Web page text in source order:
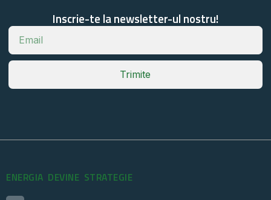
Inscrie-te la newsletter-ul nostru!
Trimite
ENERGIA DEVINE STRATEGIE